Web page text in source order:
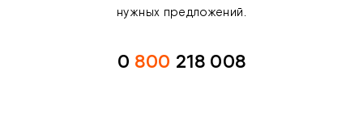
нужных предложений.
0 800 218 008